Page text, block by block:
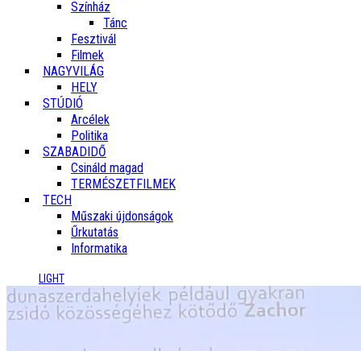
Színház
Tánc
Fesztivál
Filmek
NAGYVILÁG
HELY
STÚDIÓ
Arcélek
Politika
SZABADIDŐ
Csináld magad
TERMÉSZETFILMEK
TECH
Műszaki újdonságok
Űrkutatás
Informatika
LIGHT